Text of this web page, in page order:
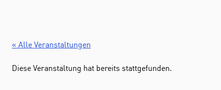
« Alle Veranstaltungen
Diese Veranstaltung hat bereits stattgefunden.